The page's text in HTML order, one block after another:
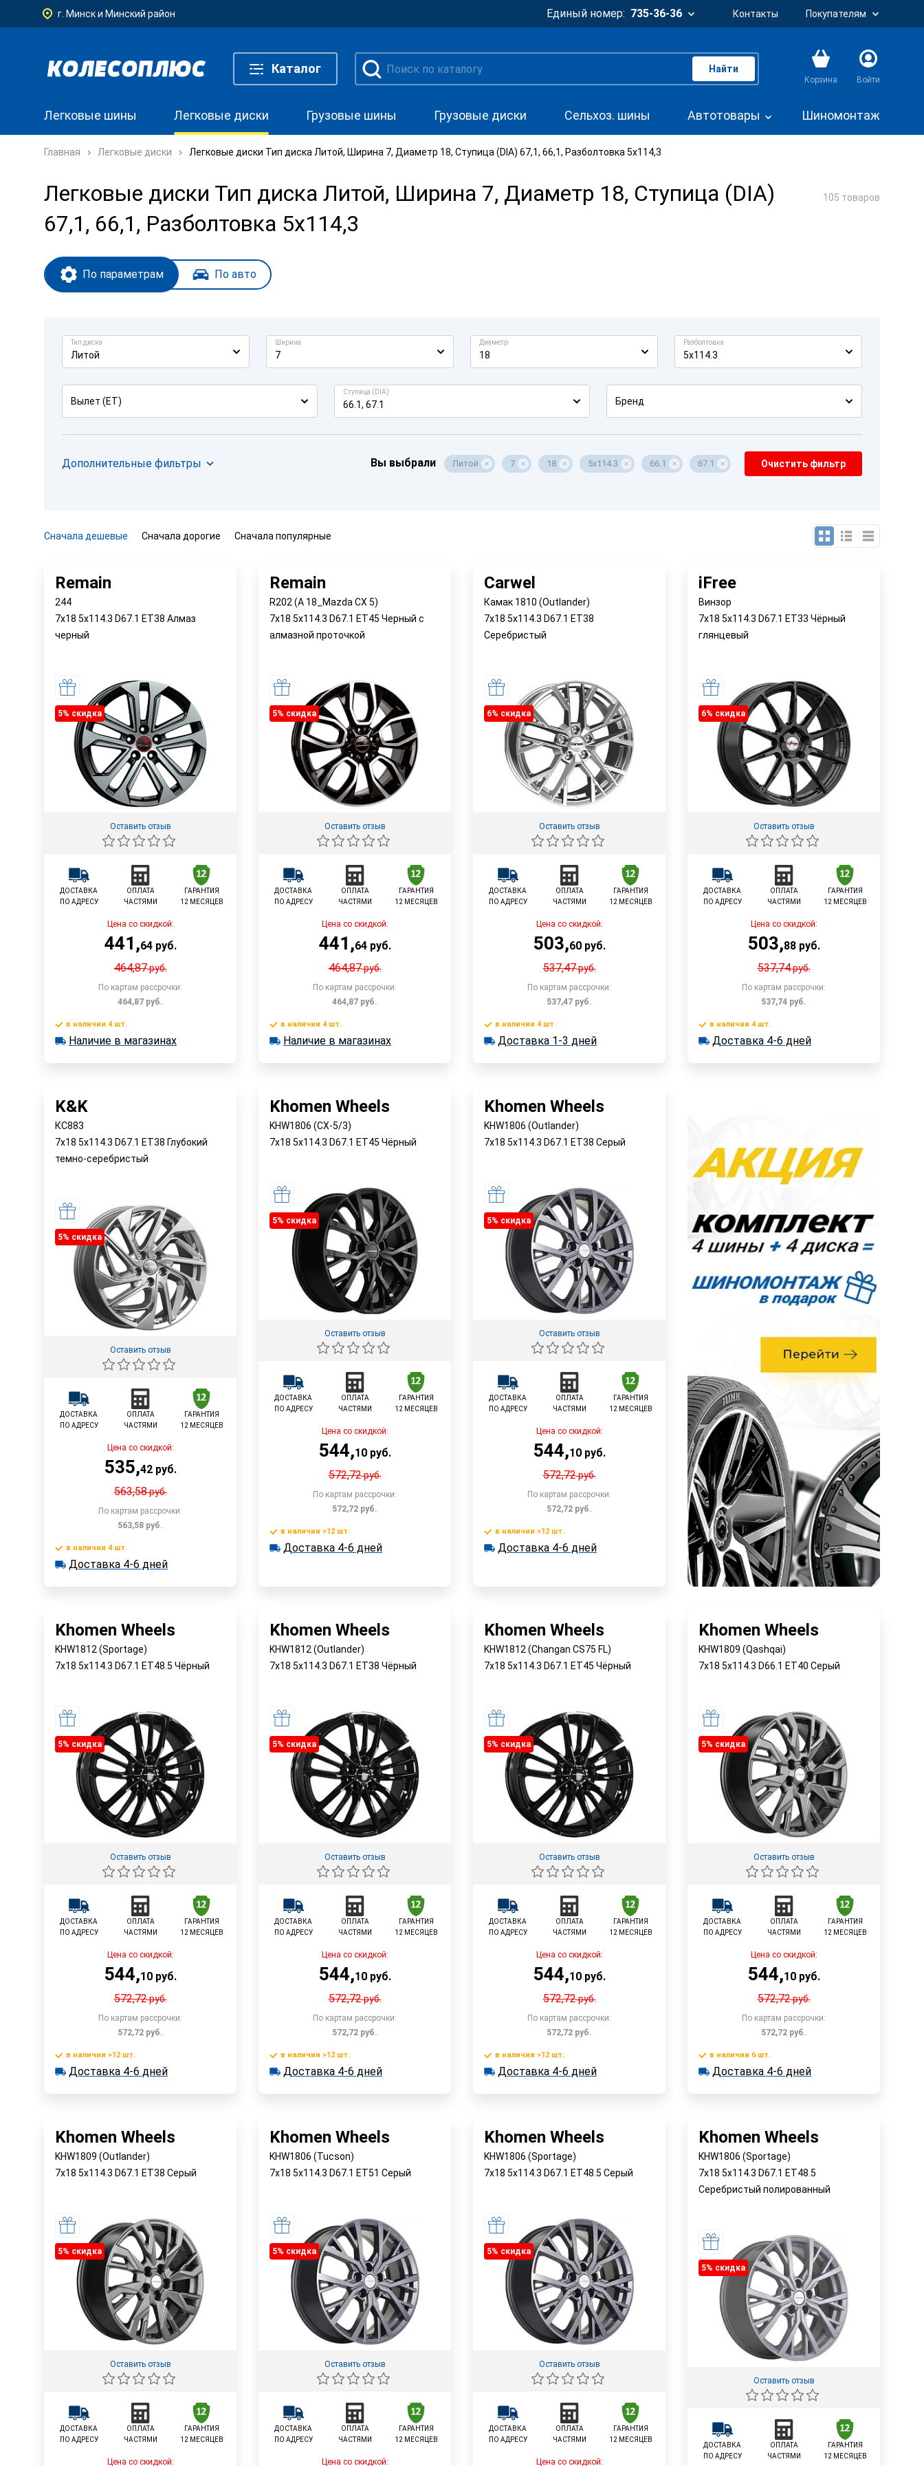
г. Минск и Минский район Единый номер: 735-36-36 Контакты Покупателям
Каталог Найти
Корзина Войти
Легковые шины Легковые диски Грузовые шины Грузовые диски Сельхоз. шины Автотовары Шиномонтаж
Главная Легковые диски Легковые диски Тип диска Литой, Ширина 7, Диаметр 18, Ступица (DIA) 67,1, 66,1, Разболтовка 5x114,3
Легковые диски Тип диска Литой, Ширина 7, Диаметр 18, Ступица (DIA)
67,1, 66,1, Разболтовка 5x114,3
105 товаров
По параметрам По авто
Тип диска
Литой
Ширина
7
Диаметр
18
Разболтовка
5x114.3
Вылет (ET)
Ступица (DIA)
66.1, 67.1 Бренд
Дополнительные фильтры Вы выбрали Литой 7 18 5x114.3 66.1 67.1 Очистить фильтр
Сначала дешевые Сначала дорогие Сначала популярные
Remain
244
7x18 5x114.3 D67.1 ET38 Алмаз
черный
5% cкидка
Оставить отзыв
ДОСТАВКА
ПО АДРЕСУ
ОПЛАТА
ЧАСТЯМИ
ГАРАНТИЯ
12 МЕСЯЦЕВ
Цена со скидкой:
441 ,64руб.
464,87руб.
По картам рассрочки:
464,87 руб.
В корзину
в наличии 4 шт.
в наличии 4 шт.
Наличие в магазинах
Remain
R202 (A 18_Mazda CХ 5)
7x18 5x114.3 D67.1 ET45 Черный с
алмазной проточкой
5% cкидка
Оставить отзыв
ДОСТАВКА
ПО АДРЕСУ
ОПЛАТА
ЧАСТЯМИ
ГАРАНТИЯ
12 МЕСЯЦЕВ
Цена со скидкой:
441 ,64руб.
464,87руб.
По картам рассрочки:
464,87 руб.
В корзину
в наличии 4 шт.
в наличии 4 шт.
Наличие в магазинах
Carwel
Камак 1810 (Outlander)
7x18 5x114.3 D67.1 ET38
Серебристый
6% cкидка
Оставить отзыв
ДОСТАВКА
ПО АДРЕСУ
ОПЛАТА
ЧАСТЯМИ
ГАРАНТИЯ
12 МЕСЯЦЕВ
Цена со скидкой:
503,60руб.
537,47руб.
По картам рассрочки:
537,47 руб.
В корзину
в наличии 4 шт. Доставка 1-3 дней
в наличии 4 шт.
Доставка 1-3 дней
iFree
Винзор
7x18 5x114.3 D67.1 ET33 Чёрный
глянцевый
6% cкидка
Оставить отзыв
ДОСТАВКА
ПО АДРЕСУ
ОПЛАТА
ЧАСТЯМИ
ГАРАНТИЯ
12 МЕСЯЦЕВ
Цена со скидкой:
503,88руб.
537,74руб.
По картам рассрочки:
537,74 руб.
В корзину
в наличии 4 шт. Доставка 4-6 дней
в наличии 4 шт.
Доставка 4-6 дней
K&K
КС883
7x18 5x114.3 D67.1 ET38 Глубокий
темно-серебристый
5% cкидка
Оставить отзыв
ДОСТАВКА
ПО АДРЕСУ
ОПЛАТА
ЧАСТЯМИ
ГАРАНТИЯ
12 МЕСЯЦЕВ
Цена со скидкой:
535,42руб.
563,58руб.
По картам рассрочки:
563,58 руб.
В корзину
в наличии 4 шт. Доставка 4-6 дней
в наличии 4 шт.
Доставка 4-6 дней
Khomen Wheels
KHW1806 (CX-5/3)
7x18 5x114.3 D67.1 ET45 Чёрный
5% cкидка
Оставить отзыв
ДОСТАВКА
ПО АДРЕСУ
ОПЛАТА
ЧАСТЯМИ
ГАРАНТИЯ
12 МЕСЯЦЕВ
Цена со скидкой:
544,10руб.
572,72руб.
По картам рассрочки:
572,72 руб.
В корзину
в наличии >12 шт.
в наличии >12 шт.
Доставка 4-6 дней
Khomen Wheels
KHW1806 (Outlander)
7x18 5x114.3 D67.1 ET38 Серый
5% cкидка
Оставить отзыв
ДОСТАВКА
ПО АДРЕСУ
ОПЛАТА
ЧАСТЯМИ
ГАРАНТИЯ
12 МЕСЯЦЕВ
Цена со скидкой:
544,10руб.
572,72руб.
По картам рассрочки:
572,72 руб.
В корзину
в наличии >12 шт.
в наличии >12 шт.
Доставка 4-6 дней
Khomen Wheels
KHW1812 (Sportage)
7x18 5x114.3 D67.1 ET48.5 Чёрный
5% cкидка
Оставить отзыв
ДОСТАВКА
ПО АДРЕСУ
ОПЛАТА
ЧАСТЯМИ
ГАРАНТИЯ
12 МЕСЯЦЕВ
Цена со скидкой:
544,10руб.
572,72руб.
По картам рассрочки:
572,72 руб.
В корзину
в наличии >12 шт.
в наличии >12 шт.
Доставка 4-6 дней
Khomen Wheels
KHW1812 (Outlander)
7x18 5x114.3 D67.1 ET38 Чёрный
5% cкидка
Оставить отзыв
ДОСТАВКА
ПО АДРЕСУ
ОПЛАТА
ЧАСТЯМИ
ГАРАНТИЯ
12 МЕСЯЦЕВ
Цена со скидкой:
544,10руб.
572,72руб.
По картам рассрочки:
572,72 руб.
В корзину
в наличии >12 шт.
в наличии >12 шт.
Доставка 4-6 дней
Khomen Wheels
KHW1812 (Changan CS75 FL)
7x18 5x114.3 D67.1 ET45 Чёрный
5% cкидка
Оставить отзыв
ДОСТАВКА
ПО АДРЕСУ
ОПЛАТА
ЧАСТЯМИ
ГАРАНТИЯ
12 МЕСЯЦЕВ
Цена со скидкой:
544,10руб.
572,72руб.
По картам рассрочки:
572,72 руб.
В корзину
в наличии >12 шт.
в наличии >12 шт.
Доставка 4-6 дней
Khomen Wheels
KHW1809 (Qashqai)
7x18 5x114.3 D66.1 ET40 Серый
5% cкидка
Оставить отзыв
ДОСТАВКА
ПО АДРЕСУ
ОПЛАТА
ЧАСТЯМИ
ГАРАНТИЯ
12 МЕСЯЦЕВ
Цена со скидкой:
544,10руб.
572,72руб.
По картам рассрочки:
572,72 руб.
В корзину
в наличии 6 шт. Доставка 4-6 дней
в наличии 6 шт.
Доставка 4-6 дней
Khomen Wheels
KHW1809 (Outlander)
7x18 5x114.3 D67.1 ET38 Серый
5% cкидка
Оставить отзыв
ДОСТАВКА
ПО АДРЕСУ
ОПЛАТА
ЧАСТЯМИ
ГАРАНТИЯ
12 МЕСЯЦЕВ
Цена со скидкой:
Khomen Wheels
KHW1806 (Tucson)
7x18 5x114.3 D67.1 ET51 Серый
5% cкидка
Оставить отзыв
ДОСТАВКА
ПО АДРЕСУ
ОПЛАТА
ЧАСТЯМИ
ГАРАНТИЯ
12 МЕСЯЦЕВ
Цена со скидкой:
Khomen Wheels
KHW1806 (Sportage)
7x18 5x114.3 D67.1 ET48.5 Серый
5% cкидка
Оставить отзыв
ДОСТАВКА
ПО АДРЕСУ
ОПЛАТА
ЧАСТЯМИ
ГАРАНТИЯ
12 МЕСЯЦЕВ
Цена со скидкой:
Khomen Wheels
KHW1806 (Sportage)
7x18 5x114.3 D67.1 ET48.5
Серебристый полированный
5% cкидка
Оставить отзыв
ДОСТАВКА
ПО АДРЕСУ
ОПЛАТА
ЧАСТЯМИ
ГАРАНТИЯ
12 МЕСЯЦЕВ